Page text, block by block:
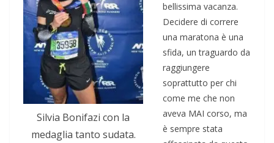
Silvia Bonifazi con la
medaglia tanto sudata.
bellissima vacanza.
Decidere di correre
una maratona è una
sfida, un traguardo da
raggiungere
soprattutto per chi
come me che non
aveva MAI corso, ma
è sempre stata